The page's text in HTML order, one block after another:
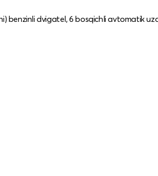
benzinli dvigatel, 6 bosqichli avtomatik